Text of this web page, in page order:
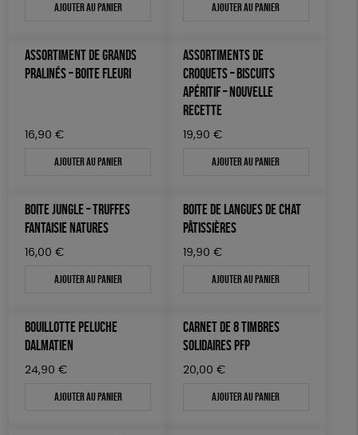
Ajouter au panier Ajouter au panier
ASSORTIMENT DE GRANDS
PRALINÉS – BOITE FLEURI
16,90 €
Ajouter au panier
ASSORTIMENTS DE
CROQUETS – BISCUITS
APÉRITIF – NOUVELLE
RECETTE
19,90 €
Ajouter au panier
BOITE JUNGLE – TRUFFES
FANTAISIE NATURES
16,00 €
Ajouter au panier
BOITE DE LANGUES DE CHAT
PÂTISSIÈRES
19,90 €
Ajouter au panier
BOUILLOTTE PELUCHE
DALMATIEN
24,90 €
Ajouter au panier
CARNET DE 8 TIMBRES
SOLIDAIRES PFP
20,00 €
Ajouter au panier